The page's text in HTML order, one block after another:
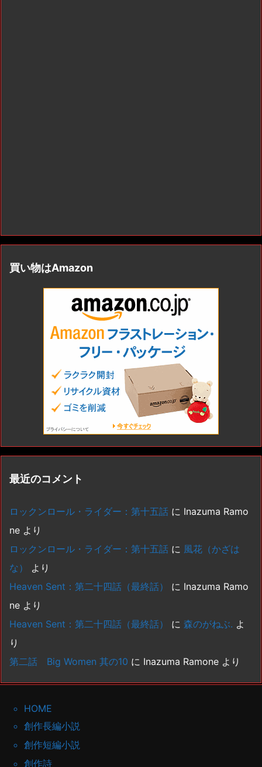
買い物はAmazon
最近のコメント
ロックンロール・ライダー：第十五話 に Inazuma Ramo
ne より
ロックンロール・ライダー：第十五話 に 風花（かざは
な）
より
Heaven Sent：第二十四話（最終話）
に Inazuma Ramo
ne より
Heaven Sent：第二十四話（最終話）
に 森のがねぶ. よ
り
第二話 Big Women 其の10 に Inazuma Ramone より
HOME
創作長編小説
創作短編小説
創作詩